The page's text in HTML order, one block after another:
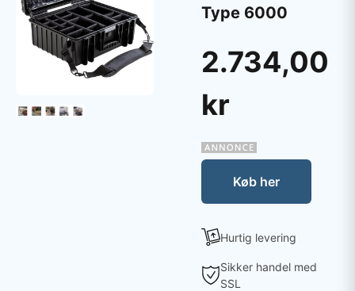
Type 6000
2.734,00
kr
Køb her
Hurtig levering
Sikker handel med
SSL